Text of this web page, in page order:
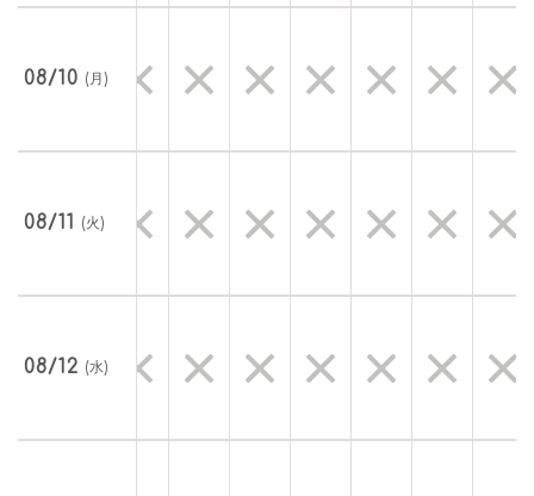
08/10 (月)
08/11 (火)
08/12 (水)